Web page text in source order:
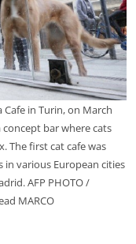
in Turin, on March
concept bar where cats
The first cat cafe was
in various European cities
AFP PHOTO /
MARCO